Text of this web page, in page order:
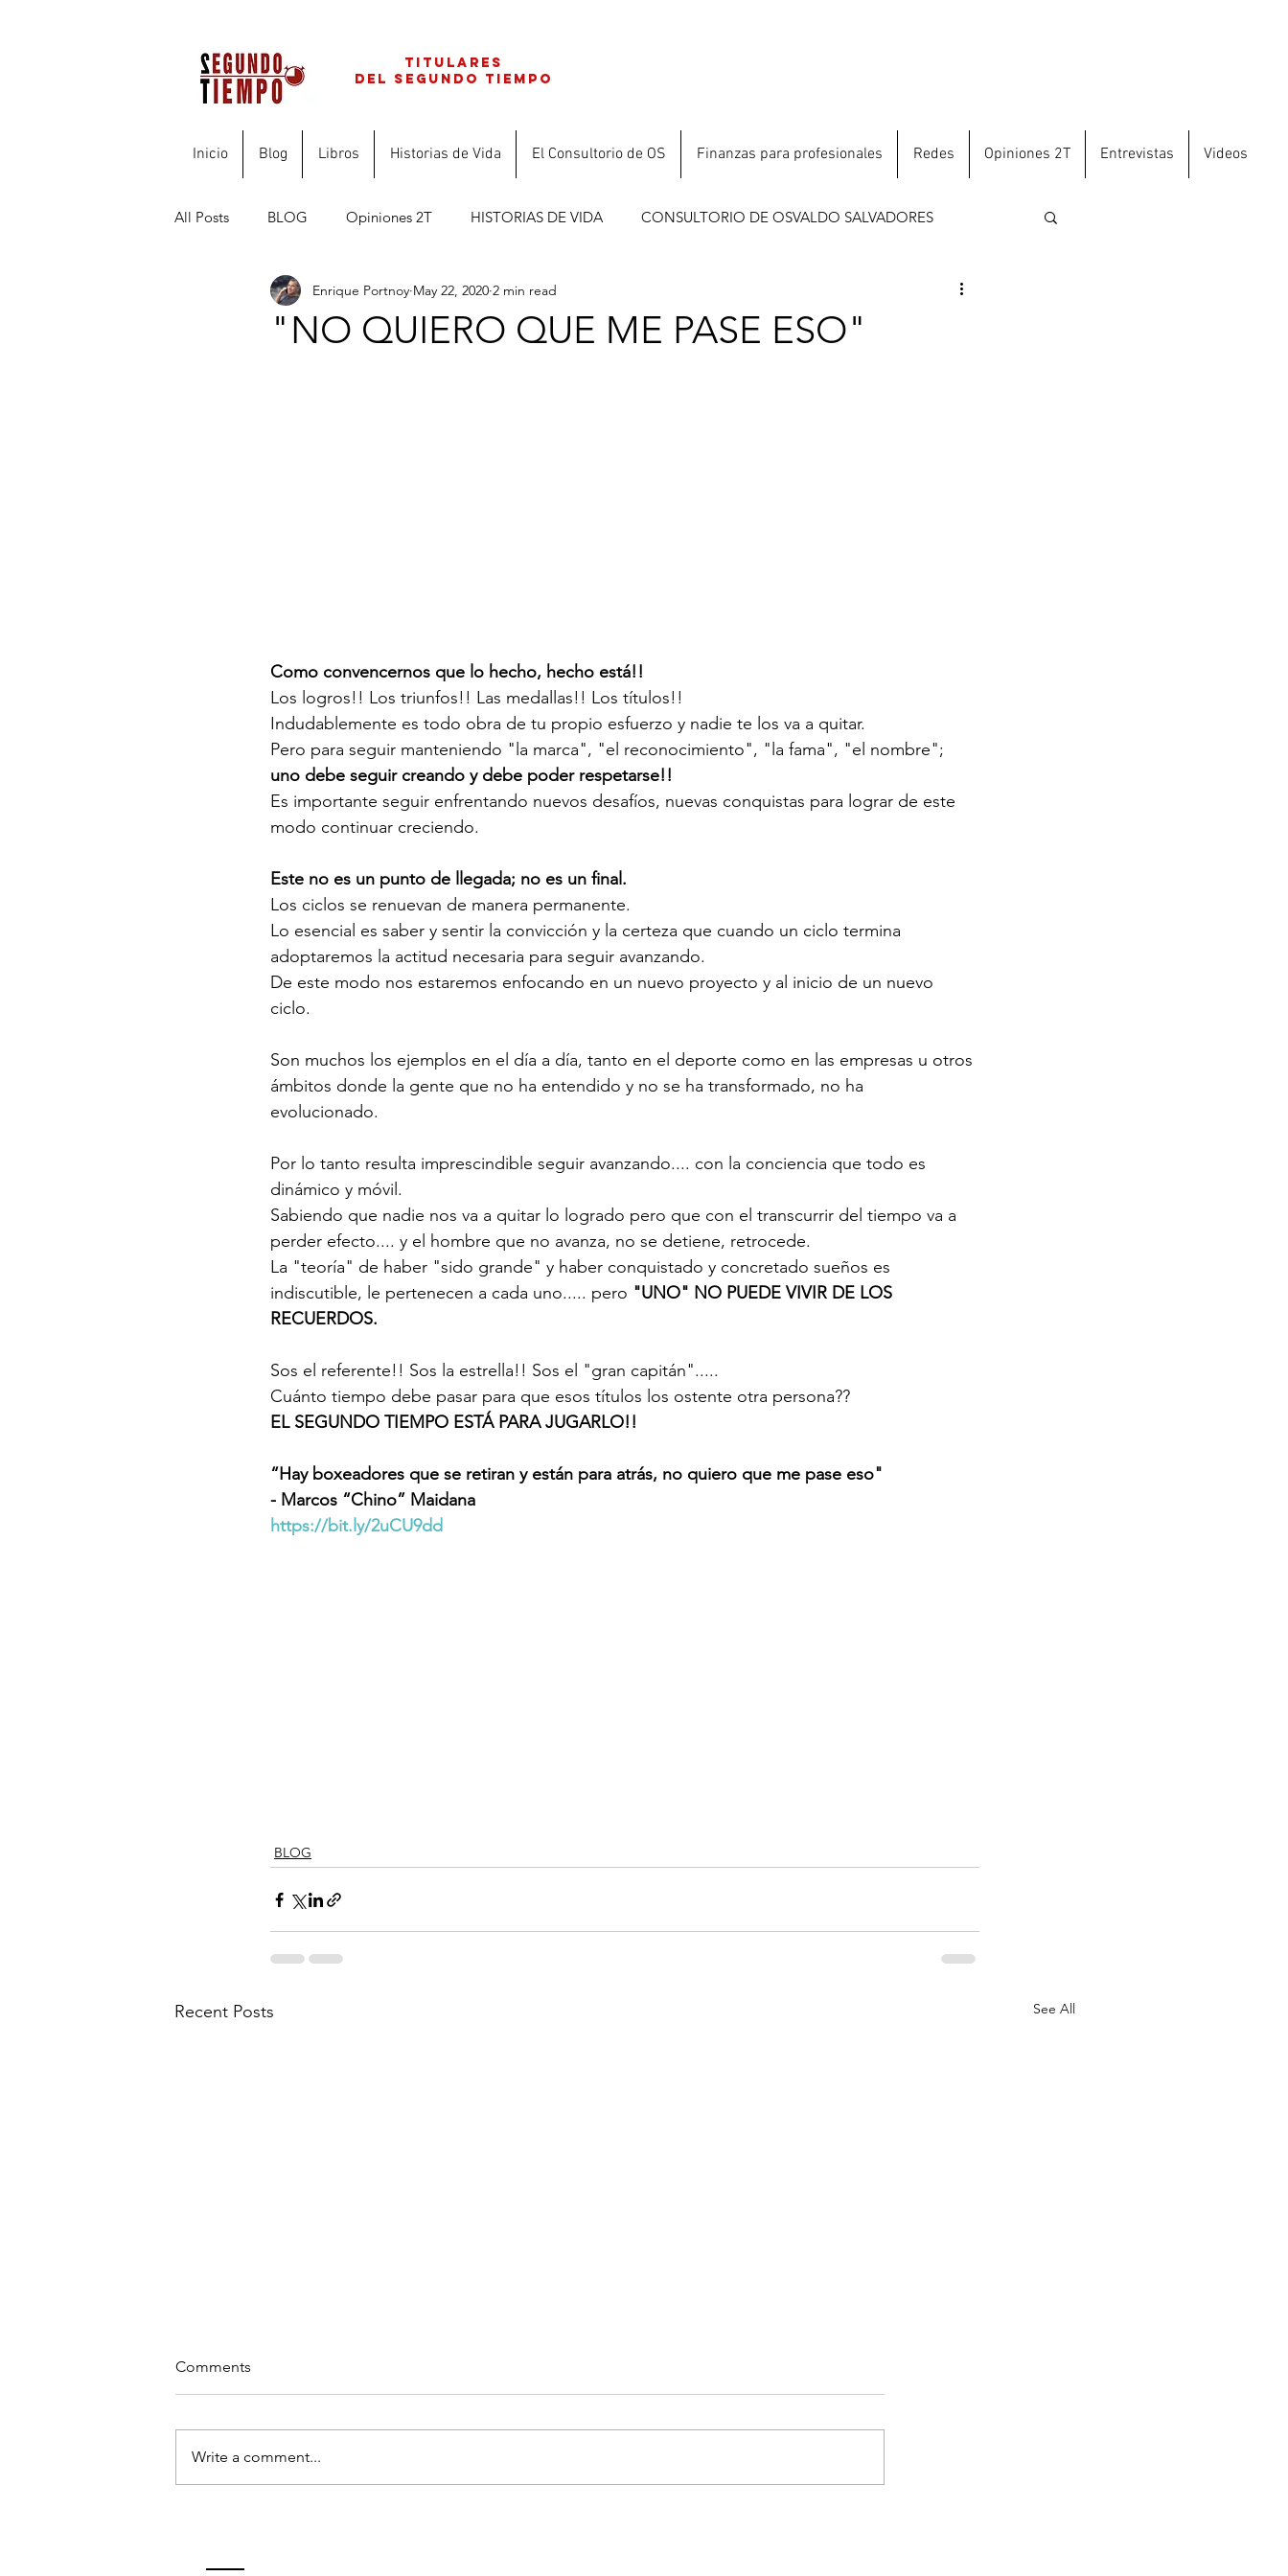
titulares
del segundo tiempo
Inicio Blog Libros Historias de Vida El Consultorio de OS Finanzas para profesionales Redes Opiniones 2T Entrevistas Videos
All Posts BLOG Opiniones 2T HISTORIAS DE VIDA CONSULTORIO DE OSVALDO SALVADORES
FINANZAS PARA PROFESIONALES
"NO QUIERO QUE ME PASE ESO"
Enrique Portnoy May 22, 2020 2 min read
Como convencernos que lo hecho, hecho está!!
Los logros!! Los triunfos!! Las medallas!! Los títulos!!
Indudablemente es todo obra de tu propio esfuerzo y nadie te los va a quitar.
Pero para seguir manteniendo "la marca", "el reconocimiento", "la fama", "el nombre";
uno debe seguir creando y debe poder respetarse!!
Es importante seguir enfrentando nuevos desafíos, nuevas conquistas para lograr de este
modo continuar creciendo.
Este no es un punto de llegada; no es un final.
Los ciclos se renuevan de manera permanente.
Lo esencial es saber y sentir la convicción y la certeza que cuando un ciclo termina
adoptaremos la actitud necesaria para seguir avanzando.
De este modo nos estaremos enfocando en un nuevo proyecto y al inicio de un nuevo
ciclo.
Son muchos los ejemplos en el día a día, tanto en el deporte como en las empresas u otros
ámbitos donde la gente que no ha entendido y no se ha transformado, no ha
evolucionado.
Por lo tanto resulta imprescindible seguir avanzando.... con la conciencia que todo es
dinámico y móvil.
Sabiendo que nadie nos va a quitar lo logrado pero que con el transcurrir del tiempo va a
perder efecto.... y el hombre que no avanza, no se detiene, retrocede.
La "teoría" de haber "sido grande" y haber conquistado y concretado sueños es
indiscutible, le pertenecen a cada uno..... pero "UNO" NO PUEDE VIVIR DE LOS
RECUERDOS.
Sos el referente!! Sos la estrella!! Sos el "gran capitán".....
Cuánto tiempo debe pasar para que esos títulos los ostente otra persona??
EL SEGUNDO TIEMPO ESTÁ PARA JUGARLO!!
“Hay boxeadores que se retiran y están para atrás, no quiero que me pase eso"
- Marcos “Chino” Maidana
https://bit.ly/2uCU9dd
BLOG
Recent Posts See All
Comments
Write a comment...